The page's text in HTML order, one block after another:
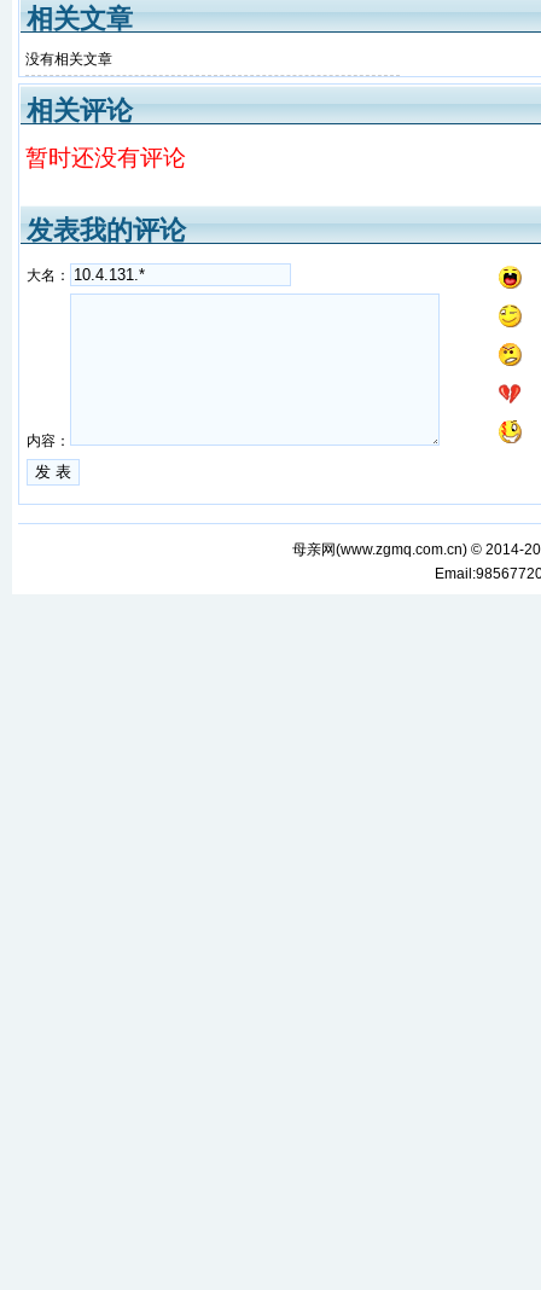
相关文章
没有相关文章
相关评论
暂时还没有评论
发表我的评论
大名：
内容：
母亲网(www.zgmq.com.cn) © 2014-